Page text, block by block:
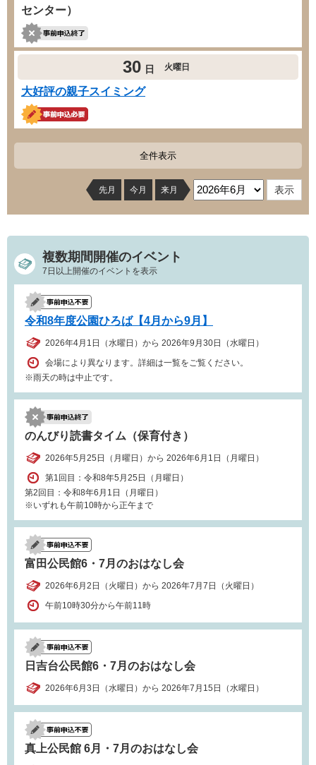
センター）
30 日 火曜日
大好評の親子スイミング
全件表示
先月 今月 来月
複数期間開催のイベント
7日以上開催のイベントを表示
令和8年度公園ひろば【4月から9月】
2026年4月1日（水曜日）から 2026年9月30日（水曜日）
会場により異なります。詳細は一覧をご覧ください。
※雨天の時は中止です。
のんびり読書タイム（保育付き）
2026年5月25日（月曜日）から 2026年6月1日（月曜日）
第1回目：令和8年5月25日（月曜日）
第2回目：令和8年6月1日（月曜日）
※いずれも午前10時から正午まで
富田公民館6・7月のおはなし会
2026年6月2日（火曜日）から 2026年7月7日（火曜日）
午前10時30分から午前11時
日吉台公民館6・7月のおはなし会
2026年6月3日（水曜日）から 2026年7月15日（水曜日）
真上公民館 6月・7月のおはなし会